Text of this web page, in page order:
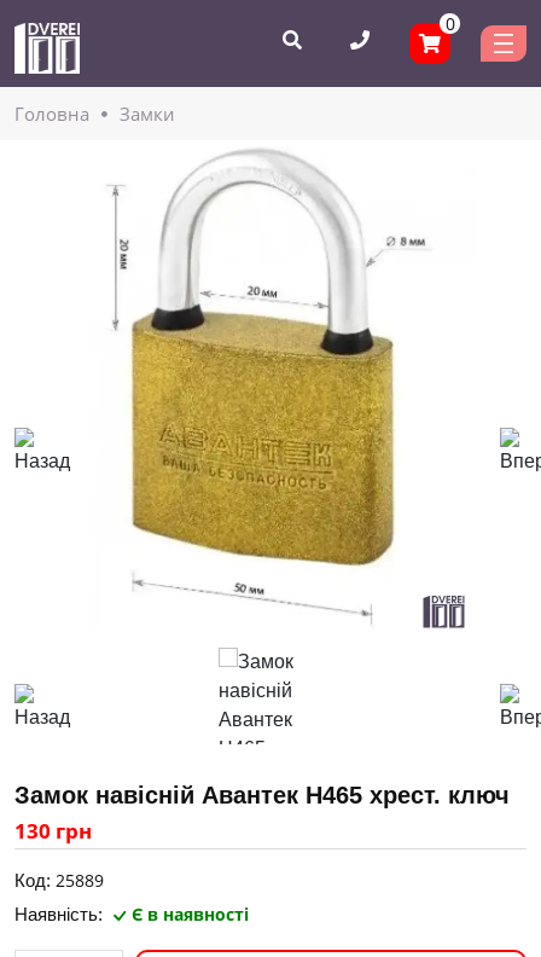
0
Головнa Замки
Замок навісній Авантек Н465 хрест. ключ
130 грн
Код: 25889
Наявність: Є в наявності